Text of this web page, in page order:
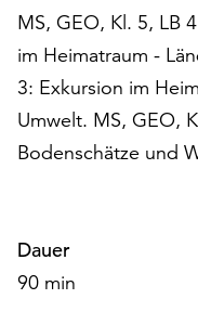
steht
Ihnen
am
Ende
der
Seite
die
Einstellungen“
zur
Verfügung.
MS, GEO, Kl. 5, LB
im Heimatraum -
3: Exkursion im
Umwelt. MS, GEO,
Bodenschätze und
Dauer
90 min